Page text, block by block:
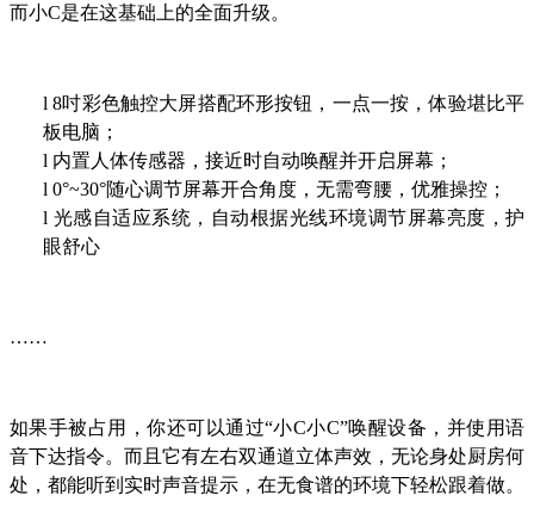
而小C是在这基础上的全面升级。
l 8吋彩色触控大屏搭配环形按钮，一点一按，体验堪比平
板电脑；
l 内置人体传感器，接近时自动唤醒并开启屏幕；
l 0°~30°随心调节屏幕开合角度，无需弯腰，优雅操控；
l 光感自适应系统，自动根据光线环境调节屏幕亮度，护
眼舒心
……
如果手被占用，你还可以通过“小C小C”唤醒设备，并使用语
音下达指令。而且它有左右双通道立体声效，无论身处厨房何
处，都能听到实时声音提示，在无食谱的环境下轻松跟着做。